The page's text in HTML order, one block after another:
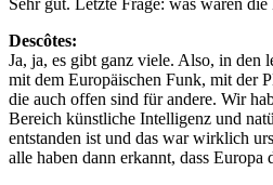
Descôtes:
Ja, ja, es gibt ganz viele. Also, in den
mit dem Europäischen Funk, mit der
die auch offen sind für andere. Wir
Bereich künstliche Intelligenz und
entstanden ist und das war wirklich
alle haben dann erkannt, dass Europa